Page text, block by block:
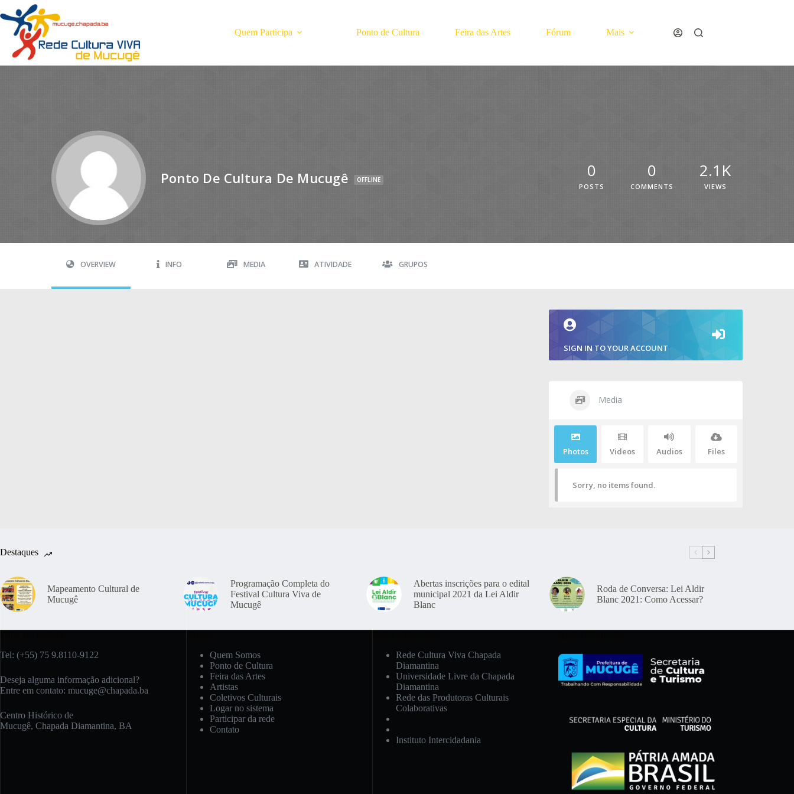
Quem Participa Ponto de Cultura Feira das Artes Fórum Mais
Ponto De Cultura De Mucugê OFFLINE 0
POSTS
0
COMMENTS
2.1K
VIEWS
OVERVIEW INFO MEDIA ATIVIDADE GRUPOS
SIGN IN TO YOUR ACCOUNT
Media
Photos Videos Audios Files
Sorry, no items found.
Destaques
Mapeamento Cultural de
Mucugê
Programação Completa do
Festival Cultura Viva de
Mucugê
Abertas inscrições para o edital
municipal 2021 da Lei Aldir
Blanc
Roda de Conversa: Lei Aldir
Blanc 2021: Como Acessar?
Tel: (+55) 75 9.8110-9122
Deseja alguma informação adicional?
Entre em contato: mucuge@chapada.ba
Centro Histórico de
Mucugê, Chapada Diamantina, BA
Quem Somos
Ponto de Cultura
Feira das Artes
Artistas
Coletivos Culturais
Logar no sistema
Participar da rede
Contato
Rede Cultura Viva Chapada
Diamantina
Universidade Livre da Chapada
Diamantina
Rede das Produtoras Culturais
Colaborativas
Instituto Intercidadania